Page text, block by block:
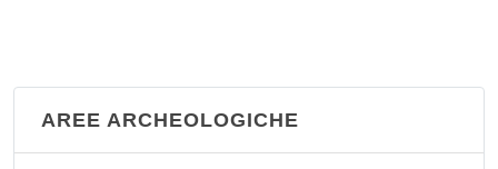
AREE ARCHEOLOGICHE